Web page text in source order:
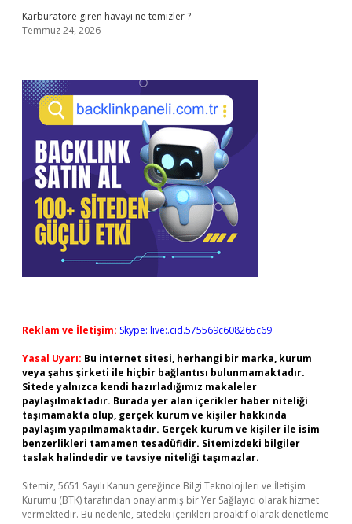
Karbüratöre giren havayı ne temizler ?
Temmuz 24, 2026
Reklam ve İletişim: Skype: live:.cid.575569c608265c69
Yasal Uyarı: Bu internet sitesi, herhangi bir marka, kurum
veya şahıs şirketi ile hiçbir bağlantısı bulunmamaktadır.
Sitede yalnızca kendi hazırladığımız makaleler
paylaşılmaktadır. Burada yer alan içerikler haber niteliği
taşımamakta olup, gerçek kurum ve kişiler hakkında
paylaşım yapılmamaktadır. Gerçek kurum ve kişiler ile isim
benzerlikleri tamamen tesadüfidir. Sitemizdeki bilgiler
taslak halindedir ve tavsiye niteliği taşımazlar.
Sitemiz, 5651 Sayılı Kanun gereğince Bilgi Teknolojileri ve İletişim
Kurumu (BTK) tarafından onaylanmış bir Yer Sağlayıcı olarak hizmet
vermektedir. Bu nedenle, sitedeki içerikleri proaktif olarak denetleme